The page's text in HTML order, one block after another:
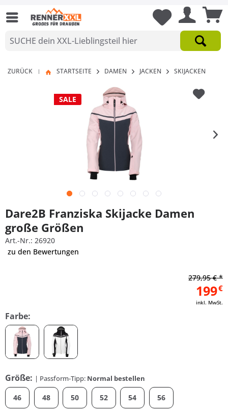
ZURÜCK | STARTSEITE DAMEN JACKEN SKIJACKEN
SALE
Dare2B Franziska Skijacke Damen
große Größen
Art.-Nr.: 26920
zu den Bewertungen
199€
inkl. MwSt.
279,95 € *
Farbe:
Größe: | Passform-Tipp: Normal bestellen
46 48 50 52 54 56